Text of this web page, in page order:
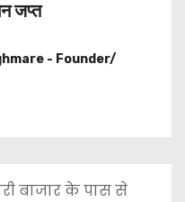
जप्त
- Founder/
बाजार के पास से